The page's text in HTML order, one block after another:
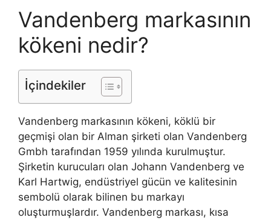
Vandenberg markasının
kökeni nedir?
İçindekiler
Vandenberg markasının kökeni, köklü bir
geçmişi olan bir Alman şirketi olan Vandenberg
Gmbh tarafından 1959 yılında kurulmuştur.
Şirketin kurucuları olan Johann Vandenberg ve
Karl Hartwig, endüstriyel gücün ve kalitesinin
sembolü olarak bilinen bu markayı
oluşturmuşlardır. Vandenberg markası, kısa